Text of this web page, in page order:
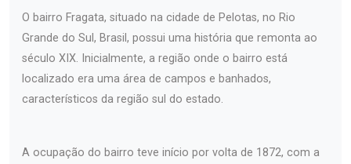
O bairro Fragata, situado na cidade de Pelotas, no Rio
Grande do Sul, Brasil, possui uma história que remonta ao
século XIX. Inicialmente, a região onde o bairro está
localizado era uma área de campos e banhados,
característicos da região sul do estado.
A ocupação do bairro teve início por volta de 1872, com a